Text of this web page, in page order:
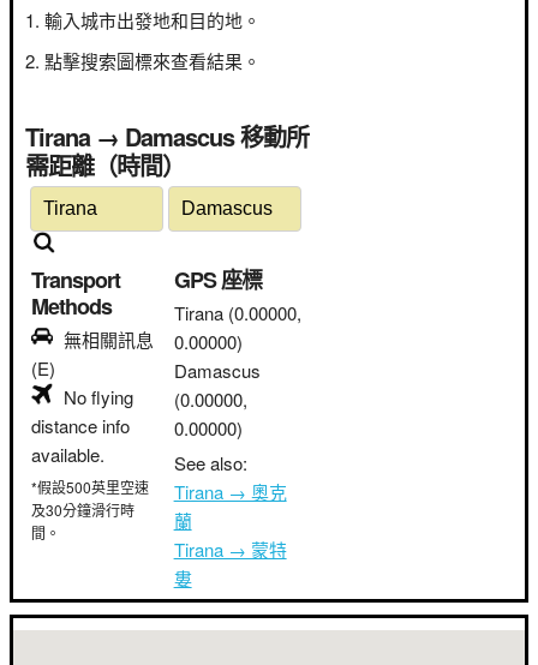
輸入城市出發地和目的地。
點擊搜索圖標來查看結果。
Tirana → Damascus 移動所
需距離（時間）
Transport
Methods
無相關訊息
(E)
No flying
distance info
available.
*假設500英里空速
及30分鐘滑行時
間。
GPS 座標
Tirana (0.00000,
0.00000)
Damascus
(0.00000,
0.00000)
See also:
Tirana → 奧克
蘭
Tirana → 蒙特
婁